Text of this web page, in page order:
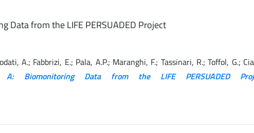
Data from the LIFE PERSUADED Project
A.; Fabbrizi, E.; Pala, A.P.; Maranghi, F.; Tassinari, R.; Toffol, G.;
Biomonitoring Data from the LIFE PERSUADED